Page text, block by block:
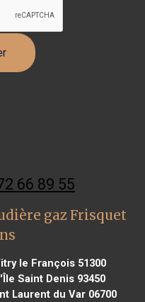
66 89 55
gaz Frisquet
le François 51300
Saint Denis 93450
Laurent du Var 06700